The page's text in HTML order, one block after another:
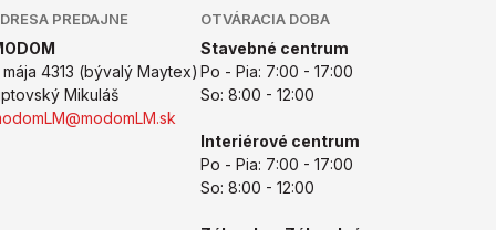
PREDAJNE
mája 4313 (bývalý Maytex)
Mikuláš
OTVÁRACIA DOBA
Stavebné centrum
Po - Pia: 7:00 - 17:00
So: 8:00 - 12:00
Interiérové centrum
Po - Pia: 7:00 - 17:00
So: 8:00 - 12:00